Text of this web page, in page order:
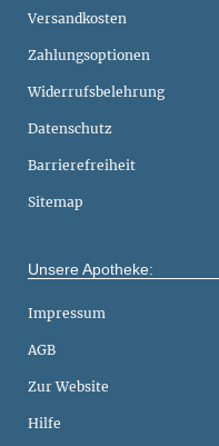
Versandkosten
Zahlungsoptionen
Widerrufsbelehrung
Datenschutz
Barrierefreiheit
Sitemap
Unsere Apotheke:
Impressum
AGB
Zur Website
Hilfe